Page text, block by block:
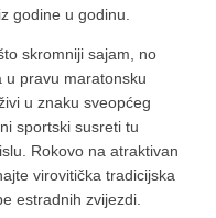
godine u godinu.
skromniji sajam, no
u pravu maratonsku
u znaku sveopćeg
sportski susreti tu
Rokovo na atraktivan
virovitička tradicijska
estradnih zvijezdi.